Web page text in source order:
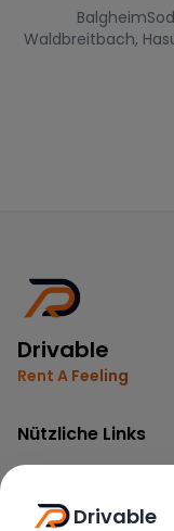
Balgheim
Waldbreitbach,
Drivable
Rent A Feeling
Nützliche Links
FAQ
Drivable